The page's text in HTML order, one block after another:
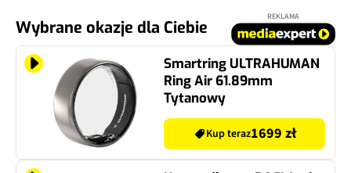
Wybrane okazje dla Ciebie
REKLAMA
Smartring ULTRAHUMAN
Ring Air 61.89mm
Tytanowy
Kup teraz1699 zł